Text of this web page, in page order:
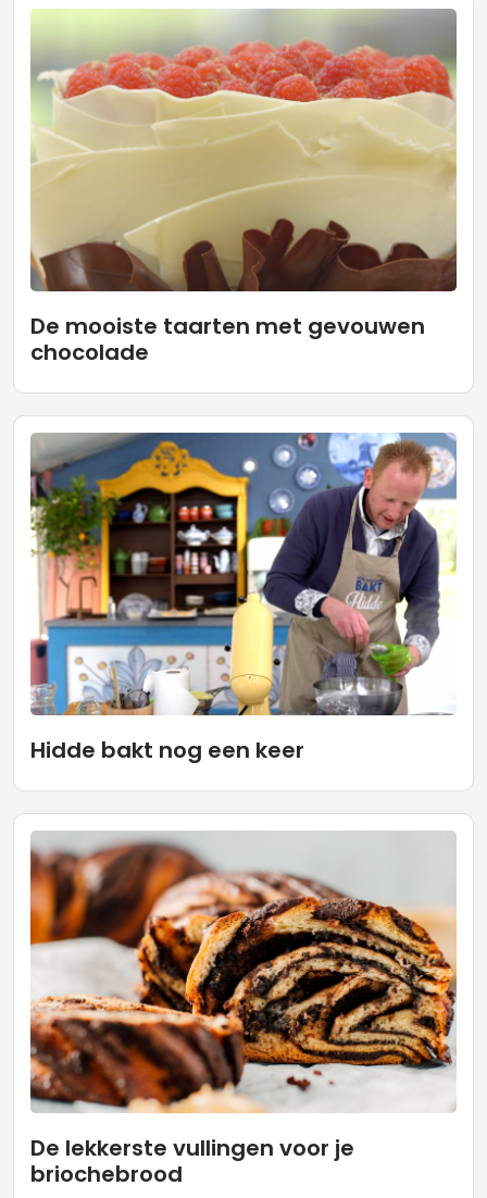
De mooiste taarten met gevouwen
chocolade
Hidde bakt nog een keer
De lekkerste vullingen voor je
briochebrood